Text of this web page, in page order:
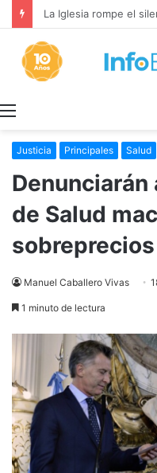
Justicia Principales Salud
Denunciarán
de Salud
sobreprecios
Manuel Caballero Vivas
1 minuto de lectura